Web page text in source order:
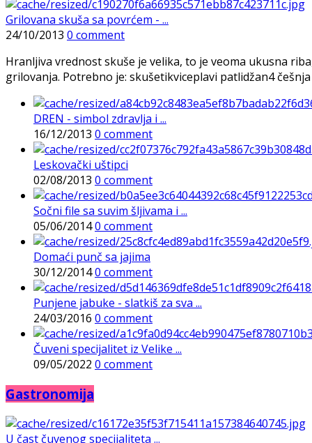
Grilovana skuša sa povrćem - ...
24/10/2013 0 comment
Hranljiva vrednost skuše je velika, to je veoma ukusna
grilovanja. Potrebno je: skušetikviceplavi patlidžan4
DREN - simbol zdravlja i ...
16/12/2013 0 comment
Leskovački uštipci
02/08/2013 0 comment
Sočni file sa suvim šljivama i ...
05/06/20140 comment
Domaći punč sa jajima
30/12/20140 comment
Punjene jabuke - slatkiš za sva ...
24/03/2016 0 comment
Čuveni specijalitet iz Velike ...
09/05/2022 0 comment
Gastronomija
U čast čuvenog specijaliteta ...